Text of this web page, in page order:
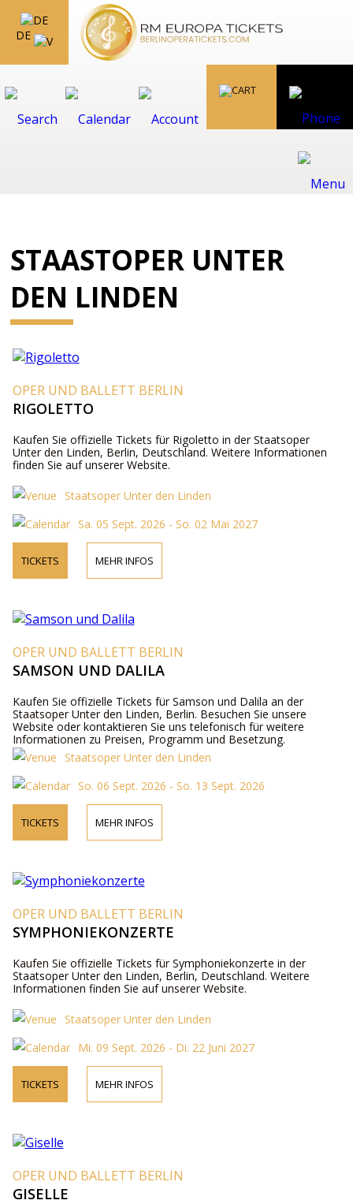
DE
STAASTOPER UNTER
DEN LINDEN
OPER UND BALLETT BERLIN
RIGOLETTO
Kaufen Sie offizielle Tickets für Rigoletto in der Staatsoper
Unter den Linden, Berlin, Deutschland. Weitere Informationen
finden Sie auf unserer Website.
Staatsoper Unter den Linden
Sa. 05 Sept. 2026 - So. 02 Mai 2027
TICKETS MEHR INFOS
OPER UND BALLETT BERLIN
SAMSON UND DALILA
Kaufen Sie offizielle Tickets für Samson und Dalila an der
Staatsoper Unter den Linden, Berlin. Besuchen Sie unsere
Website oder kontaktieren Sie uns telefonisch für weitere
Informationen zu Preisen, Programm und Besetzung.
Staatsoper Unter den Linden
So. 06 Sept. 2026 - So. 13 Sept. 2026
TICKETS MEHR INFOS
OPER UND BALLETT BERLIN
SYMPHONIEKONZERTE
Kaufen Sie offizielle Tickets für Symphoniekonzerte in der
Staatsoper Unter den Linden, Berlin, Deutschland. Weitere
Informationen finden Sie auf unserer Website.
Staatsoper Unter den Linden
Mi. 09 Sept. 2026 - Di. 22 Juni 2027
TICKETS MEHR INFOS
OPER UND BALLETT BERLIN
GISELLE